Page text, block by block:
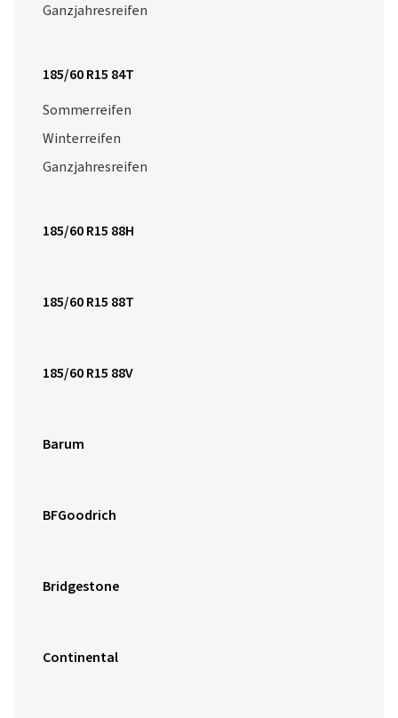
Ganzjahresreifen
185/60 R15 84T
Sommerreifen
Winterreifen
Ganzjahresreifen
185/60 R15 88H
185/60 R15 88T
185/60 R15 88V
Barum
BFGoodrich
Bridgestone
Continental